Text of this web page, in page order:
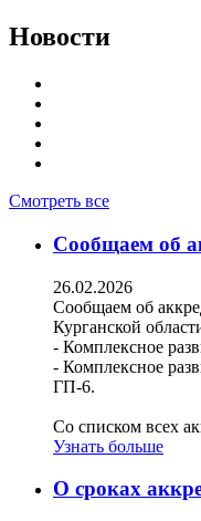
Новости
Смотреть все
Сообщаем об
26.02.2026
Сообщаем об
Курганской
- Комплексное
- Комплексное
ГП-6.
Со списком всех
Узнать больше
О сроках